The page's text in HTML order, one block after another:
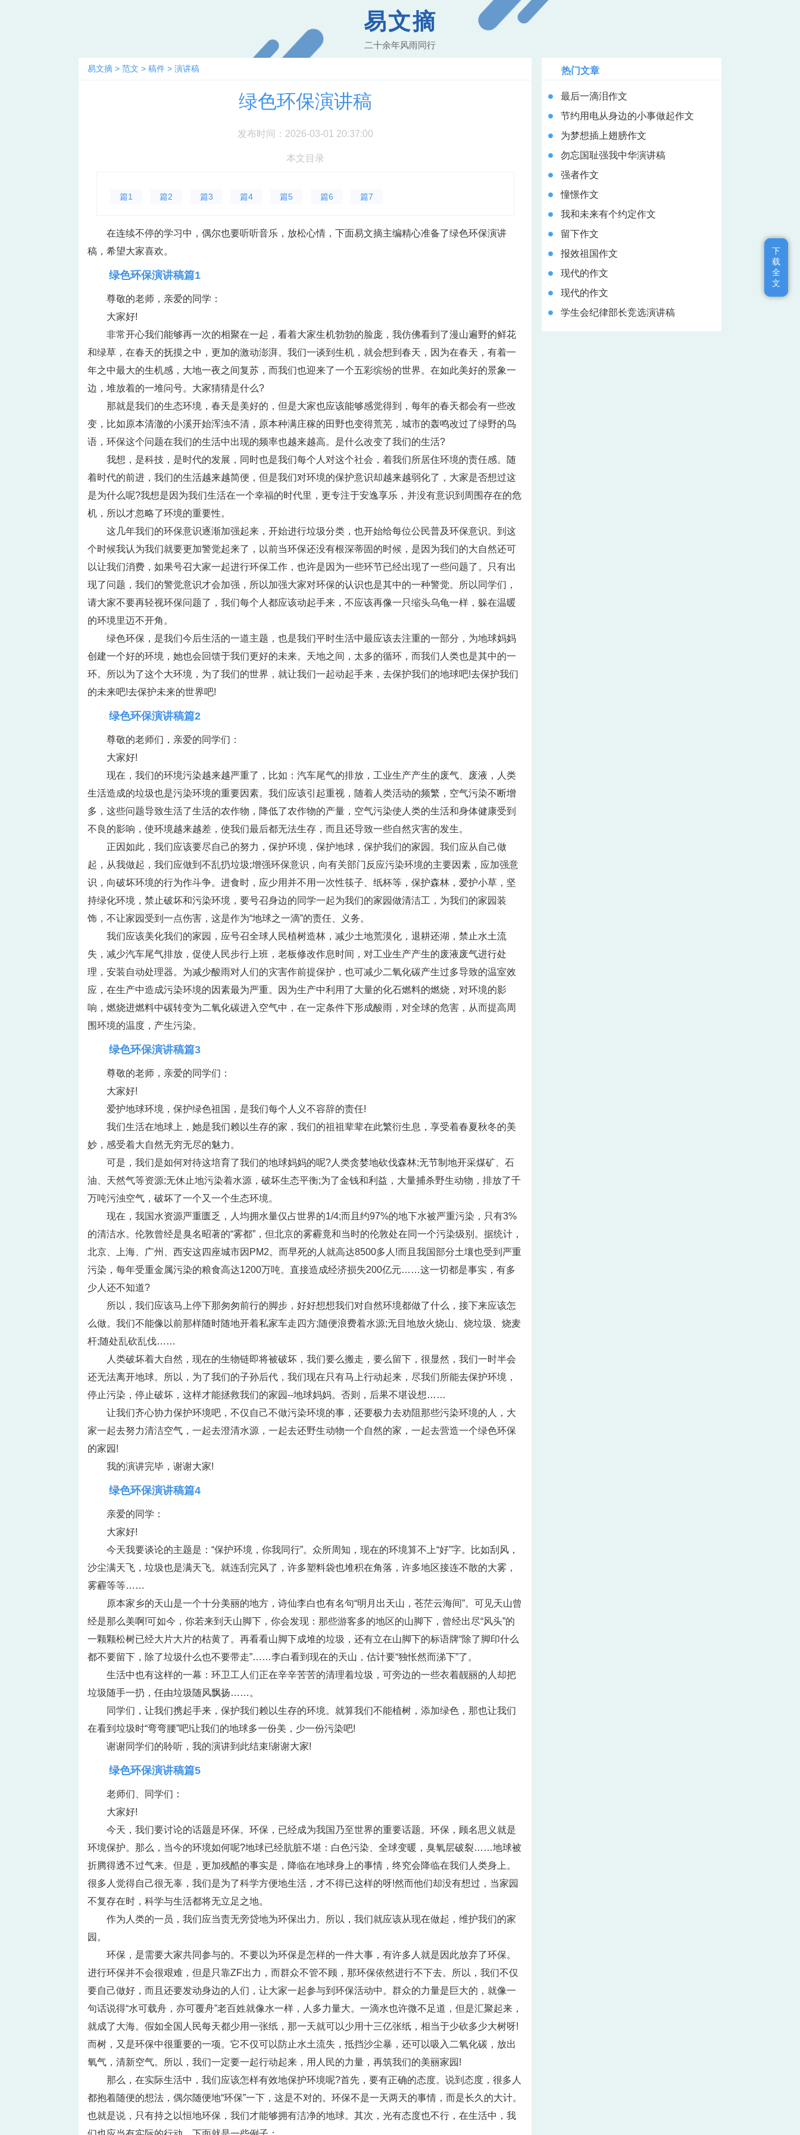
易文摘
二十余年风雨同行
易文摘 > 范文 > 稿件 > 演讲稿
绿色环保演讲稿
发布时间：2026-03-01 20:37:00
本文目录
篇1 篇2 篇3 篇4 篇5 篇6 篇7
在连续不停的学习中，偶尔也要听听音乐，放松心情，下面易文摘主编精心准备了绿色环保演讲
稿，希望大家喜欢。
绿色环保演讲稿篇1
尊敬的老师，亲爱的同学：
大家好!
非常开心我们能够再一次的相聚在一起，看着大家生机勃勃的脸庞，我仿佛看到了漫山遍野的鲜花
和绿草，在春天的抚摸之中，更加的激动澎湃。我们一谈到生机，就会想到春天，因为在春天，有着一
年之中最大的生机感，大地一夜之间复苏，而我们也迎来了一个五彩缤纷的世界。在如此美好的景象一
边，堆放着的一堆问号。大家猜猜是什么?
那就是我们的生态环境，春天是美好的，但是大家也应该能够感觉得到，每年的春天都会有一些改
变，比如原本清澈的小溪开始浑浊不清，原本种满庄稼的田野也变得荒芜，城市的轰鸣改过了绿野的鸟
语，环保这个问题在我们的生活中出现的频率也越来越高。是什么改变了我们的生活?
我想，是科技，是时代的发展，同时也是我们每个人对这个社会，着我们所居住环境的责任感。随
着时代的前进，我们的生活越来越简便，但是我们对环境的保护意识却越来越弱化了，大家是否想过这
是为什么呢?我想是因为我们生活在一个幸福的时代里，更专注于安逸享乐，并没有意识到周围存在的危
机，所以才忽略了环境的重要性。
这几年我们的环保意识逐渐加强起来，开始进行垃圾分类，也开始给每位公民普及环保意识。到这
个时候我认为我们就要更加警觉起来了，以前当环保还没有根深蒂固的时候，是因为我们的大自然还可
以让我们消费，如果号召大家一起进行环保工作，也许是因为一些环节已经出现了一些问题了。只有出
现了问题，我们的警觉意识才会加强，所以加强大家对环保的认识也是其中的一种警觉。所以同学们，
请大家不要再轻视环保问题了，我们每个人都应该动起手来，不应该再像一只缩头乌龟一样，躲在温暖
的环境里迈不开角。
绿色环保，是我们今后生活的一道主题，也是我们平时生活中最应该去注重的一部分，为地球妈妈
创建一个好的环境，她也会回馈于我们更好的未来。天地之间，太多的循环，而我们人类也是其中的一
环。所以为了这个大环境，为了我们的世界，就让我们一起动起手来，去保护我们的地球吧!去保护我们
的未来吧!去保护未来的世界吧!
绿色环保演讲稿篇2
尊敬的老师们，亲爱的同学们：
大家好!
现在，我们的环境污染越来越严重了，比如：汽车尾气的排放，工业生产产生的废气、废液，人类
生活造成的垃圾也是污染环境的重要因素。我们应该引起重视，随着人类活动的频繁，空气污染不断增
多，这些问题导致生活了生活的农作物，降低了农作物的产量，空气污染使人类的生活和身体健康受到
不良的影响，使环境越来越差，使我们最后都无法生存，而且还导致一些自然灾害的发生。
正因如此，我们应该要尽自己的努力，保护环境，保护地球，保护我们的家园。我们应从自己做
起，从我做起，我们应做到不乱扔垃圾;增强环保意识，向有关部门反应污染环境的主要因素，应加强意
识，向破坏环境的行为作斗争。进食时，应少用并不用一次性筷子、纸杯等，保护森林，爱护小草，坚
持绿化环境，禁止破坏和污染环境，要号召身边的同学一起为我们的家园做清洁工，为我们的家园装
饰，不让家园受到一点伤害，这是作为“地球之一滴”的责任、义务。
我们应该美化我们的家园，应号召全球人民植树造林，减少土地荒漠化，退耕还湖，禁止水土流
失，减少汽车尾气排放，促使人民步行上班，老板修改作息时间，对工业生产产生的废液废气进行处
理，安装自动处理器。为减少酸雨对人们的灾害作前提保护，也可减少二氧化碳产生过多导致的温室效
应，在生产中造成污染环境的因素最为严重。因为生产中利用了大量的化石燃料的燃烧，对环境的影
响，燃烧进燃料中碳转变为二氧化碳进入空气中，在一定条件下形成酸雨，对全球的危害，从而提高周
围环境的温度，产生污染。
绿色环保演讲稿篇3
尊敬的老师，亲爱的同学们：
大家好!
爱护地球环境，保护绿色祖国，是我们每个人义不容辞的责任!
我们生活在地球上，她是我们赖以生存的家，我们的祖祖辈辈在此繁衍生息，享受着春夏秋冬的美
妙，感受着大自然无穷无尽的魅力。
可是，我们是如何对待这培育了我们的地球妈妈的呢?人类贪婪地砍伐森林;无节制地开采煤矿、石
油、天然气等资源;无休止地污染着水源，破坏生态平衡;为了金钱和利益，大量捕杀野生动物，排放了千
万吨污浊空气，破坏了一个又一个生态环境。
现在，我国水资源严重匮乏，人均拥水量仅占世界的1/4;而且约97%的地下水被严重污染，只有3%
的清洁水。伦敦曾经是臭名昭著的“雾都”，但北京的雾霾竟和当时的伦敦处在同一个污染级别。据统计，
北京、上海、广州、西安这四座城市因PM2。而早死的人就高达8500多人!而且我国部分土壤也受到严重
污染，每年受重金属污染的粮食高达1200万吨。直接造成经济损失200亿元……这一切都是事实，有多
少人还不知道?
所以，我们应该马上停下那匆匆前行的脚步，好好想想我们对自然环境都做了什么，接下来应该怎
么做。我们不能像以前那样随时随地开着私家车走四方;随便浪费着水源;无目地放火烧山、烧垃圾、烧麦
杆;随处乱砍乱伐……
人类破坏着大自然，现在的生物链即将被破坏，我们要么搬走，要么留下，很显然，我们一时半会
还无法离开地球。所以，为了我们的子孙后代，我们现在只有马上行动起来，尽我们所能去保护环境，
停止污染，停止破坏，这样才能拯救我们的家园--地球妈妈。否则，后果不堪设想……
让我们齐心协力保护环境吧，不仅自己不做污染环境的事，还要极力去劝阻那些污染环境的人，大
家一起去努力清洁空气，一起去澄清水源，一起去还野生动物一个自然的家，一起去营造一个绿色环保
的家园!
我的演讲完毕，谢谢大家!
绿色环保演讲稿篇4
亲爱的同学：
大家好!
今天我要谈论的主题是：“保护环境，你我同行”。众所周知，现在的环境算不上“好”字。比如刮风，
沙尘满天飞，垃圾也是满天飞。就连刮完风了，许多塑料袋也堆积在角落，许多地区接连不散的大雾，
雾霾等等……
原本家乡的天山是一个十分美丽的地方，诗仙李白也有名句“明月出天山，苍茫云海间”。可见天山曾
经是那么美啊!可如今，你若来到天山脚下，你会发现：那些游客多的地区的山脚下，曾经出尽“风头”的
一颗颗松树已经大片大片的枯黄了。再看看山脚下成堆的垃圾，还有立在山脚下的标语牌“除了脚印什么
都不要留下，除了垃圾什么也不要带走”……李白看到现在的天山，估计要“独怅然而涕下”了。
生活中也有这样的一幕：环卫工人们正在辛辛苦苦的清理着垃圾，可旁边的一些衣着靓丽的人却把
垃圾随手一扔，任由垃圾随风飘扬……。
同学们，让我们携起手来，保护我们赖以生存的环境。就算我们不能植树，添加绿色，那也让我们
在看到垃圾时“弯弯腰”吧!让我们的地球多一份美，少一份污染吧!
谢谢同学们的聆听，我的演讲到此结束!谢谢大家!
绿色环保演讲稿篇5
老师们、同学们：
大家好!
今天，我们要讨论的话题是环保。环保，已经成为我国乃至世界的重要话题。环保，顾名思义就是
环境保护。那么，当今的环境如何呢?地球已经肮脏不堪：白色污染、全球变暖，臭氧层破裂……地球被
折腾得透不过气来。但是，更加残酷的事实是，降临在地球身上的事情，终究会降临在我们人类身上。
很多人觉得自己很无辜，我们是为了科学方便地生活，才不得已这样的呀!然而他们却没有想过，当家园
不复存在时，科学与生活都将无立足之地。
作为人类的一员，我们应当责无旁贷地为环保出力。所以，我们就应该从现在做起，维护我们的家
园。
环保，是需要大家共同参与的。不要以为环保是怎样的一件大事，有许多人就是因此放弃了环保。
进行环保并不会很艰难，但是只靠ZF出力，而群众不管不顾，那环保依然进行不下去。所以，我们不仅
要自己做好，而且还要发动身边的人们，让大家一起参与到环保活动中。群众的力量是巨大的，就像一
句话说得“水可载舟，亦可覆舟”老百姓就像水一样，人多力量大。一滴水也许微不足道，但是汇聚起来，
就成了大海。假如全国人民每天都少用一张纸，那一天就可以少用十三亿张纸，相当于少砍多少大树呀!
而树，又是环保中很重要的一项。它不仅可以防止水土流失，抵挡沙尘暴，还可以吸入二氧化碳，放出
氧气，清新空气。所以，我们一定要一起行动起来，用人民的力量，再筑我们的美丽家园!
那么，在实际生活中，我们应该怎样有效地保护环境呢?首先，要有正确的态度。说到态度，很多人
都抱着随便的想法，偶尔随便地“环保”一下，这是不对的。环保不是一天两天的事情，而是长久的大计。
也就是说，只有持之以恒地环保，我们才能够拥有洁净的地球。其次，光有态度也不行，在生活中，我
热门文章
最后一滴泪作文
节约用电从身边的小事做起作文
为梦想插上翅膀作文
勿忘国耻强我中华演讲稿
强者作文
憧憬作文
我和未来有个约定作文
留下作文
报效祖国作文
现代的作文
现代的作文
学生会纪律部长竞选演讲稿
下
载
全
文
下
载
全
文